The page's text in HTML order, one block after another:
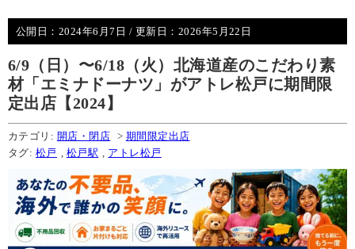
公開日： 2024年6月7日 / 更新日： 2026年5月22日
6/9（日）〜6/18（火）北海道産のこだわり素
材「エミナドーナツ」がアトレ松戸に期間限
定出店【2024】
カテゴリ: 開店・閉店 > 期間限定出店
タグ: 松戸 松戸駅 アトレ松戸